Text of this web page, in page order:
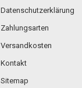
Datenschutzerklärung
Zahlungsarten
Versandkosten
Kontakt
Sitemap